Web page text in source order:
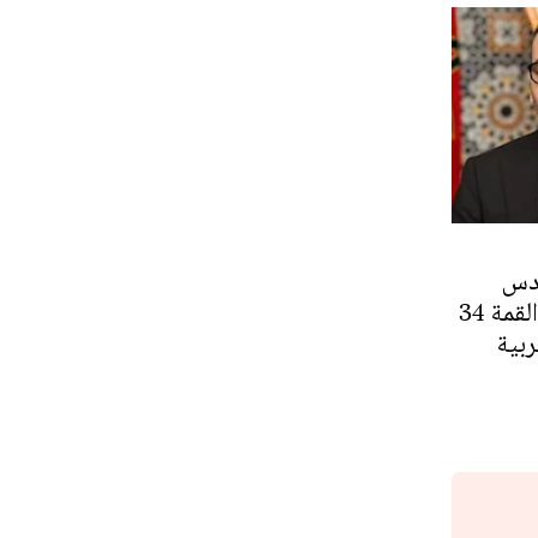
يوجه خطابا إلى القمة 34